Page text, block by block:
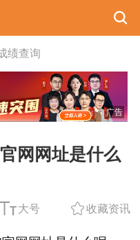
绩查询
广告
网网址是什么
大号 收藏资讯